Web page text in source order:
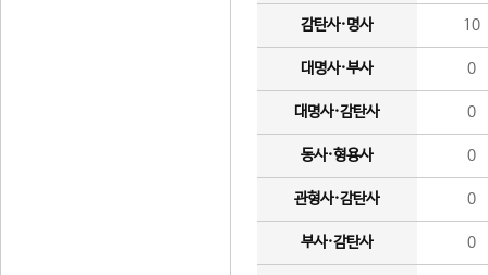
감탄사·명사 10
대명사·부사 0
대명사·감탄사 0
동사·형용사 0
관형사·감탄사 0
부사·감탄사 0